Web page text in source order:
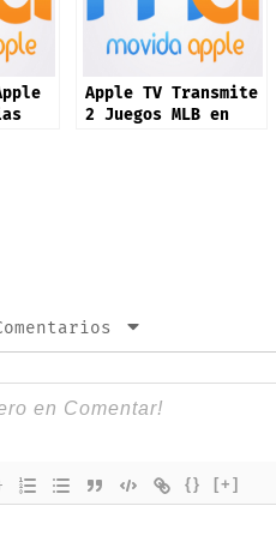
Apple TV Transmite
2 Juegos MLB en
{} [+]